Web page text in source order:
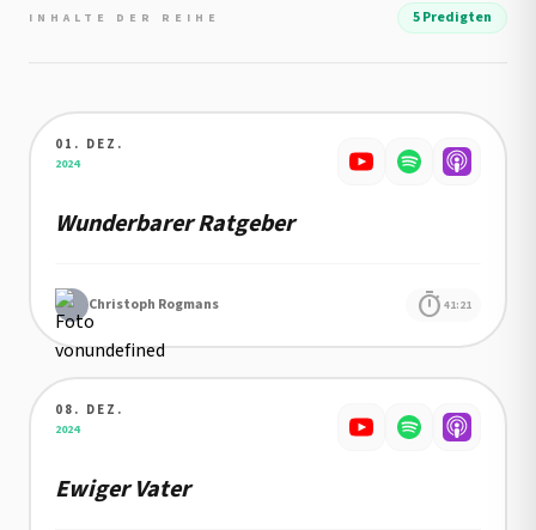
INHALTE DER REIHE 5 Predigten
Details zu Wunderbarer Ratgeber
01. DEZ.
2024
Wunderbarer Ratgeber
Christoph Rogmans timer 41:21
Details zu Ewiger Vater
08. DEZ.
2024
Ewiger Vater